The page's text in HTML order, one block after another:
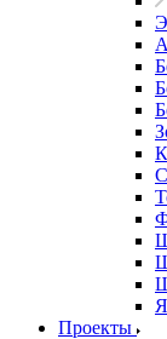
Проекты